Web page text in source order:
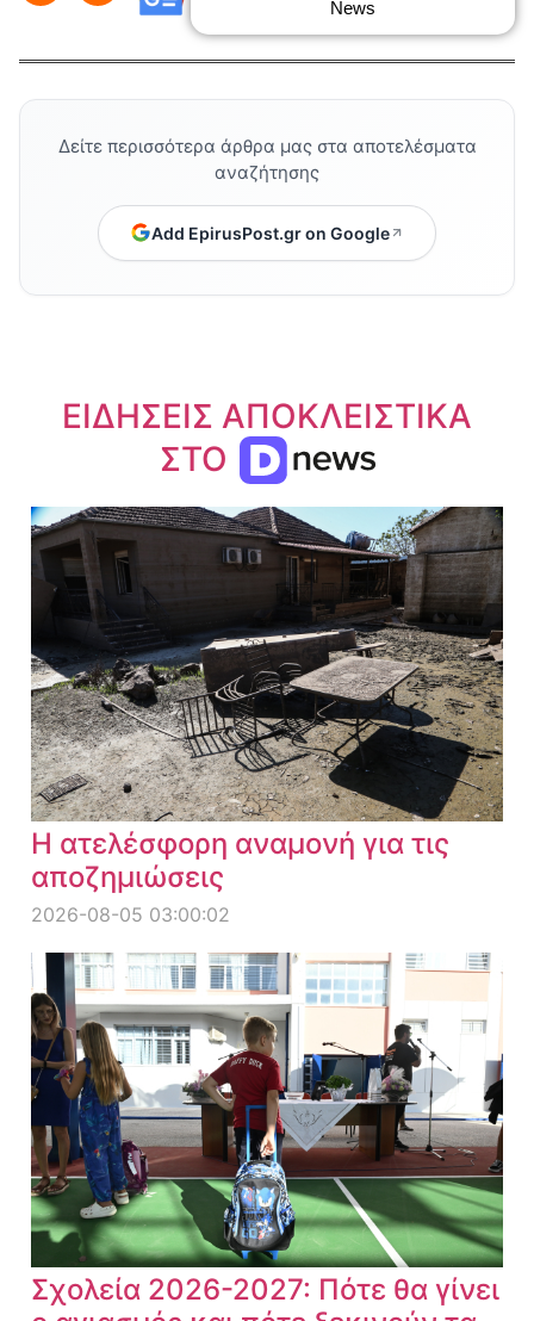
News
Δείτε περισσότερα άρθρα μας στα αποτελέσματα
αναζήτησης
Add EpirusPost.gr on Google
ΕΙΔΗΣΕΙΣ ΑΠΟΚΛΕΙΣΤΙΚΑ
ΣΤΟ
Η ατελέσφορη αναμονή για τις
αποζημιώσεις
2026-08-05 03:00:02
Σχολεία 2026-2027: Πότε θα γίνει